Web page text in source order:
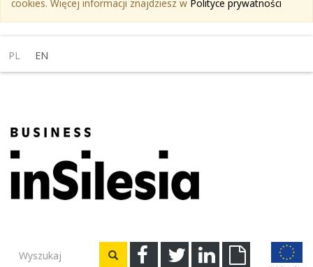
cookies. Więcej informacji znajdziesz w Polityce prywatności
PL EN
FacebookTwitterLinkedinDownload
Wyszukiwarka Wyszukaj